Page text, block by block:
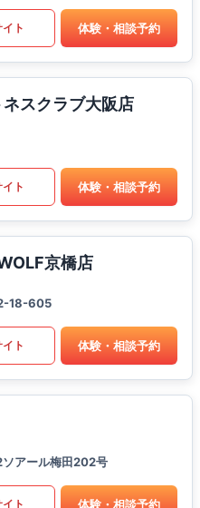
ト 体験・相談予約
スクラブ大阪店
ト 体験・相談予約
京橋店
18-605
ト 体験・相談予約
アール梅田202号
ト 体験・相談予約